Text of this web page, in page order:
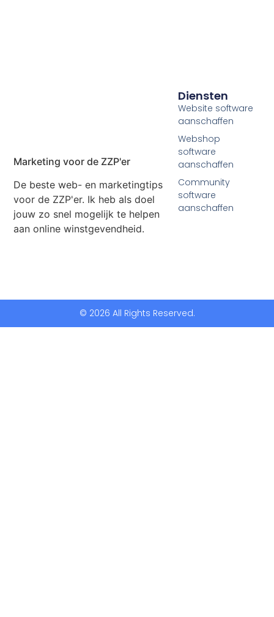
Marketing voor de ZZP'er
De beste web- en marketingtips
voor de ZZP'er. Ik heb als doel
jouw zo snel mogelijk te helpen
aan online winstgevendheid.
Diensten
Website software
aanschaffen
Webshop
software
aanschaffen
Community
software
aanschaffen
© 2026 All Rights Reserved.